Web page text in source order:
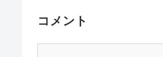
コメント